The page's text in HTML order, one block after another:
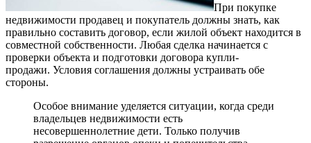
При покупке
недвижимости продавец и покупатель должны знать, как
правильно составить договор, если жилой объект находится в
совместной собственности. Любая сделка начинается с
проверки объекта и подготовки договора купли-
продажи. Условия соглашения должны устраивать обе
стороны.
Особое внимание уделяется ситуации, когда среди
владельцев недвижимости есть
несовершеннолетние дети. Только получив